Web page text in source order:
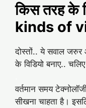
किस तरह के
kinds of
दोस्तों.. ये सवाल
के विडियो बनाए..
वर्तमान समय
सीखना चाहता है।